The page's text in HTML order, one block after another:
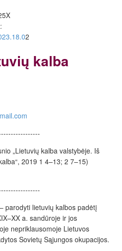
18.02
kalba
„Lietuvių kalba valstybėje. Iš
2019 1 4–13; 2 7–15)
parodyti lietuvių kalbos padėtį
a. sandūroje ir jos
nepriklausomoje Lietuvos
Sovietų Sąjungos okupacijos.